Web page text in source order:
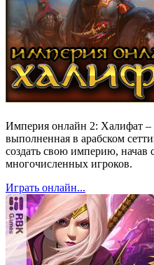
Империя онлайн 2: Халифат –
выполненная в арабском
создать свою империю, начав
многочисленных игроков.
Играть онлайн...